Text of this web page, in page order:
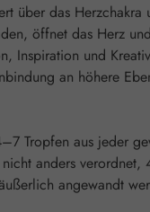
über das
öffnet das Herz
Inspiration und
an höhere
Tropfen aus jeder
anders verordnet,
angewandt